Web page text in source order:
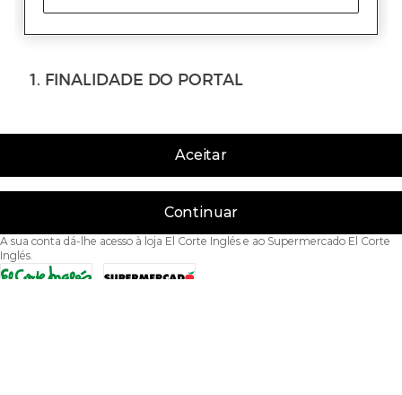
Aceitar
Continuar
A sua conta dá-lhe acesso à loja El Corte Inglés e ao Supermercado El Corte
Inglés.